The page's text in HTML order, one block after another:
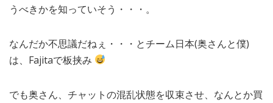
うべきかを知っていそう・・・。
なんだか不思議だねぇ・・・とチーム日本(奥さんと僕)
は、Fajitaで板挟み
でも奥さん、チャットの混乱状態を収束させ、なんとか買